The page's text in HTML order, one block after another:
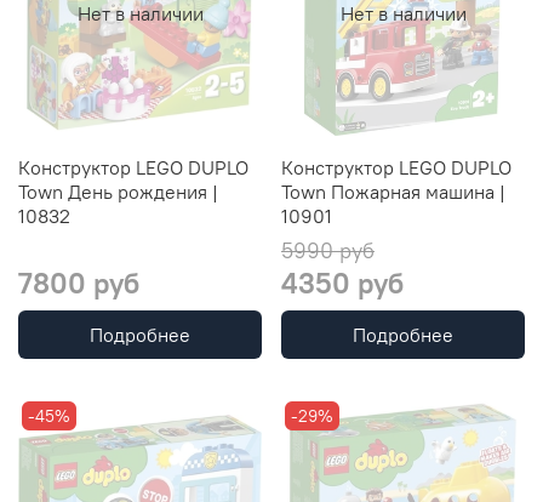
Нет в наличии
Конструктор LEGO DUPLO
Town День рождения |
10832
7800 руб
Подробнее
Нет в наличии
Конструктор LEGO DUPLO
Town Пожарная машина |
10901
5990 руб
4350 руб
Подробнее
-45% -29%